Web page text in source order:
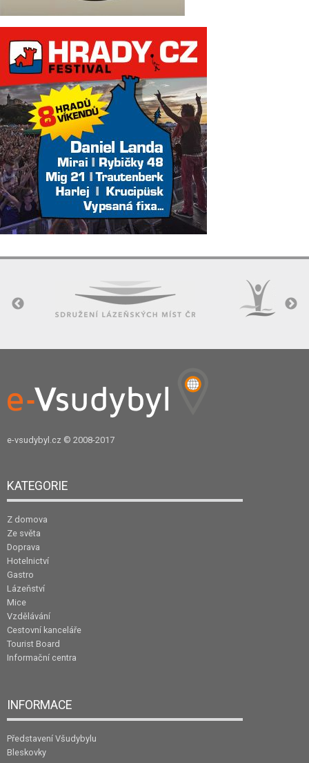
e-vsudybyl.cz © 2008-2017
KATEGORIE
Z domova
Ze světa
Doprava
Hotelnictví
Gastro
Lázeňství
Mice
Vzdělávání
Cestovní kanceláře
Tourist Board
Informační centra
INFORMACE
Představení Všudybylu
Bleskovky